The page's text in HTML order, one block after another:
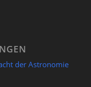
der Astronomie